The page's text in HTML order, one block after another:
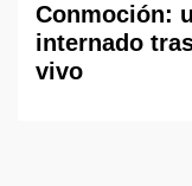
Conmoción:
internado
vivo